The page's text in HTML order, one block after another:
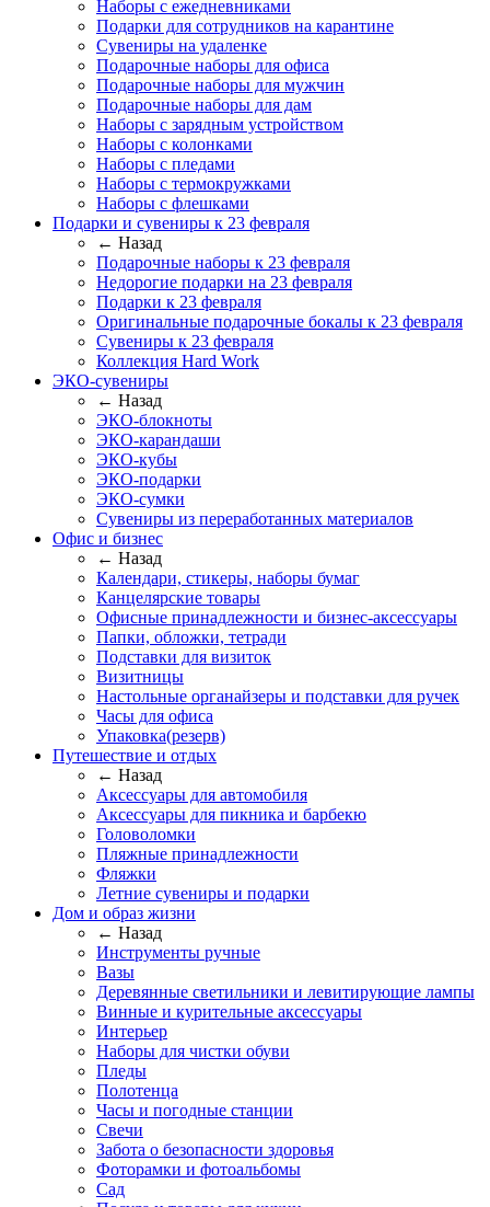
Наборы с ежедневниками
Подарки для сотрудников на карантине
Сувениры на удаленке
Подарочные наборы для офиса
Подарочные наборы для мужчин
Подарочные наборы для дам
Наборы с зарядным устройством
Наборы с колонками
Наборы с пледами
Наборы с термокружками
Наборы с флешками
Подарки и сувениры к 23 февраля
← Назад
Подарочные наборы к 23 февраля
Недорогие подарки на 23 февраля
Подарки к 23 февраля
Оригинальные подарочные бокалы к 23 февраля
Сувениры к 23 февраля
Коллекция Hard Work
ЭКО-сувениры
← Назад
ЭКО-блокноты
ЭКО-карандаши
ЭКО-кубы
ЭКО-подарки
ЭКО-сумки
Сувениры из переработанных материалов
Офис и бизнес
← Назад
Календари, стикеры, наборы бумаг
Канцелярские товары
Офисные принадлежности и бизнес-аксессуары
Папки, обложки, тетради
Подставки для визиток
Визитницы
Настольные органайзеры и подставки для ручек
Часы для офиса
Упаковка(резерв)
Путешествие и отдых
← Назад
Аксессуары для автомобиля
Аксессуары для пикника и барбекю
Головоломки
Пляжные принадлежности
Фляжки
Летние сувениры и подарки
Дом и образ жизни
← Назад
Инструменты ручные
Вазы
Деревянные светильники и левитирующие лампы
Винные и курительные аксессуары
Интерьер
Наборы для чистки обуви
Пледы
Полотенца
Часы и погодные станции
Свечи
Забота о безопасности здоровья
Фоторамки и фотоальбомы
Сад